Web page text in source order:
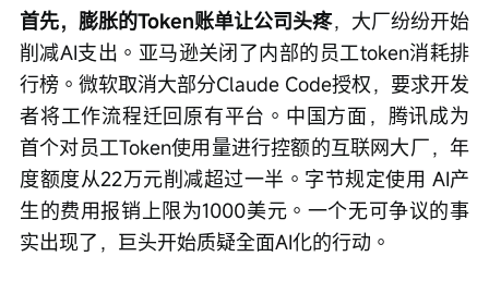
首先，膨胀的Token账单让公司头疼，大厂纷纷开始
削减AI支出。亚马逊关闭了内部的员工token消耗排
行榜。微软取消大部分Claude Code授权，要求开发
者将工作流程迁回原有平台。中国方面，腾讯成为
首个对员工Token使用量进行控额的互联网大厂，年
度额度从22万元削减超过一半。字节规定使用 AI产
生的费用报销上限为1000美元。一个无可争议的事
实出现了，巨头开始质疑全面AI化的行动。